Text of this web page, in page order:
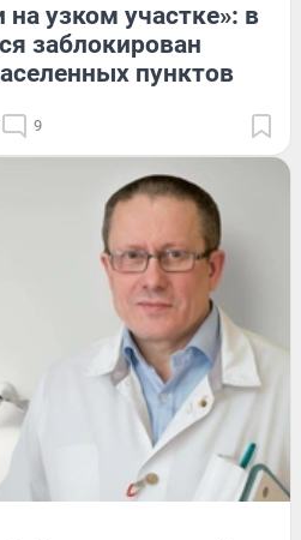
узком участке»: в
заблокирован
пунктов
9